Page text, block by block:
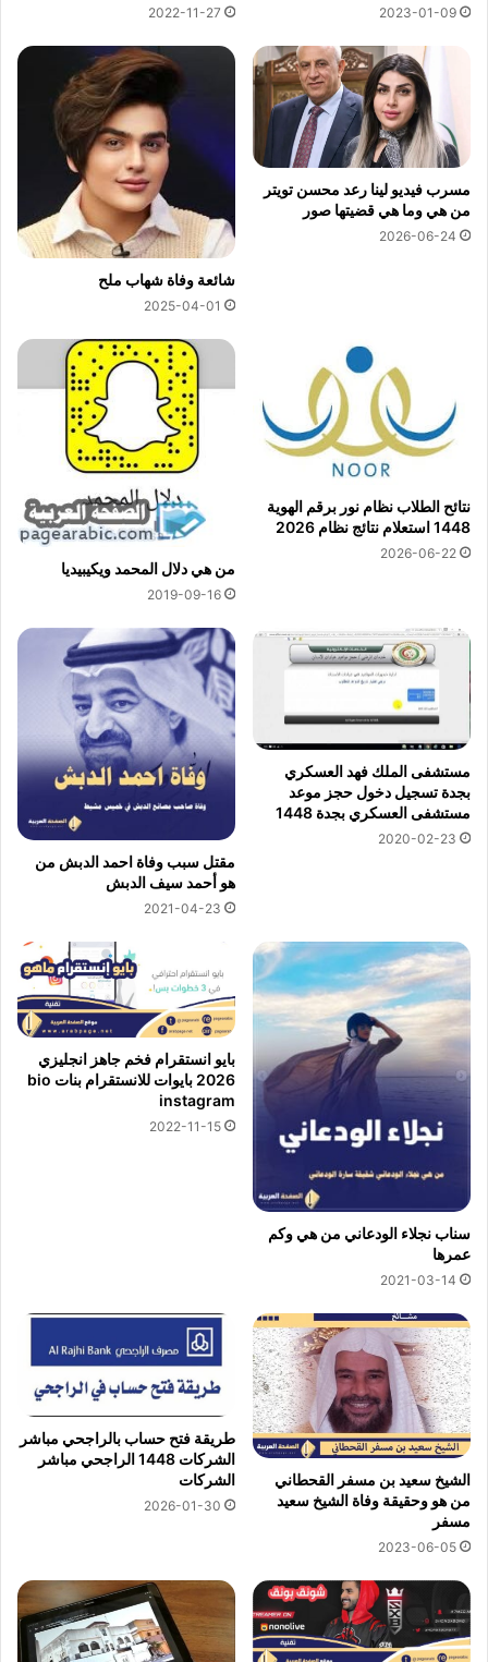
2023-01-09
2022-11-27
مسرب فيديو لينا رعد محسن تويتر
من هي وما هي قضيتها صور
2026-06-24
شائعة وفاة شهاب ملح
2025-04-01
نتائح الطلاب نظام نور برقم الهوية
1448 استعلام نتائج نظام 2026
2026-06-22
من هي دلال المحمد ويكيبيديا
2019-09-16
مستشفى الملك فهد العسكري
بجدة تسجيل دخول حجز موعد
مستشفى العسكري بجدة 1448
2020-02-23
مقتل سبب وفاة احمد الدبش من
هو أحمد سيف الدبش
2021-04-23
سناب نجلاء الودعاني من هي وكم
عمرها
2021-03-14
بايو انستقرام فخم جاهز انجليزي
2026 بايوات للانستقرام بنات bio
instagram
2022-11-15
الشيخ سعيد بن مسفر القحطاني
من هو وحقيقة وفاة الشيخ سعيد
مسفر
2023-06-05
طريقة فتح حساب بالراجحي مباشر
الشركات 1448 الراجحي مباشر
الشركات
2026-01-30